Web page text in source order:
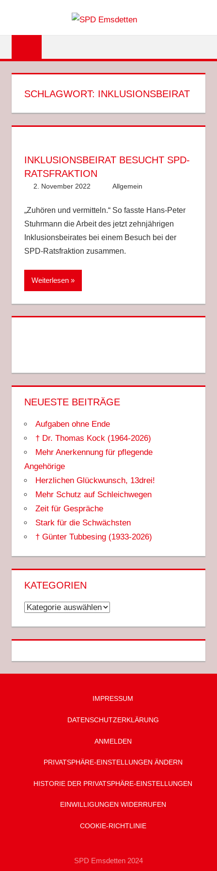
springen
SCHLAGWORT: INKLUSIONSBEIRAT
INKLUSIONSBEIRAT BESUCHT SPD-
RATSFRAKTION
2. November 2022 Anke Hackethal
Allgemein
„Zuhören und vermitteln.“ So fasste Hans-Peter
Stuhrmann die Arbeit des jetzt zehnjährigen
Inklusionsbeirates bei einem Besuch bei der
SPD-Ratsfraktion zusammen.
Weiterlesen
NEUESTE BEITRÄGE
Aufgaben ohne Ende
† Dr. Thomas Kock (1964-2026)
Mehr Anerkennung für pflegende
Angehörige
Herzlichen Glückwunsch, 13drei!
Mehr Schutz auf Schleichwegen
Zeit für Gespräche
Stark für die Schwächsten
† Günter Tubbesing (1933-2026)
KATEGORIEN
Kategorien
IMPRESSUM
DATENSCHUTZ­ERKLÄRUNG
ANMELDEN
PRIVATSPHÄRE-EINSTELLUNGEN ÄNDERN
HISTORIE DER PRIVATSPHÄRE-EINSTELLUNGEN
EINWILLIGUNGEN WIDERRUFEN
COOKIE-RICHTLINIE
SPD Emsdetten 2024